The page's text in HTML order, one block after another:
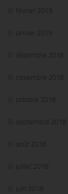
février 2019
janvier 2019
décembre 2018
novembre 2018
octobre 2018
septembre 2018
août 2018
juillet 2018
juin 2018